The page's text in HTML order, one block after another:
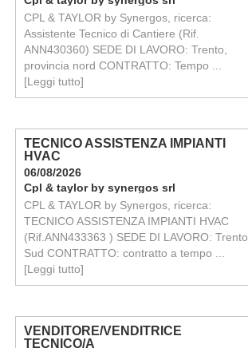
CPL & TAYLOR by Synergos, ricerca:
Assistente Tecnico di Cantiere (Rif.
ANN430360) SEDE DI LAVORO: Trento,
provincia nord CONTRATTO: Tempo ...
[Leggi tutto]
TECNICO ASSISTENZA IMPIANTI
HVAC
06/08/2026
Cpl & taylor by synergos srl
CPL & TAYLOR by Synergos, ricerca:
TECNICO ASSISTENZA IMPIANTI HVAC
(Rif.ANN433363 ) SEDE DI LAVORO: Trento
Sud CONTRATTO: contratto a tempo ...
[Leggi tutto]
VENDITORE/VENDITRICE
TECNICO/A